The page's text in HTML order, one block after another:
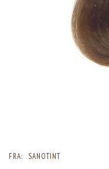
FRA: SANOTINT